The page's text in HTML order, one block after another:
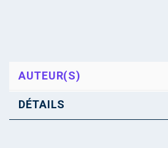
AUTEUR(S)
DÉTAILS